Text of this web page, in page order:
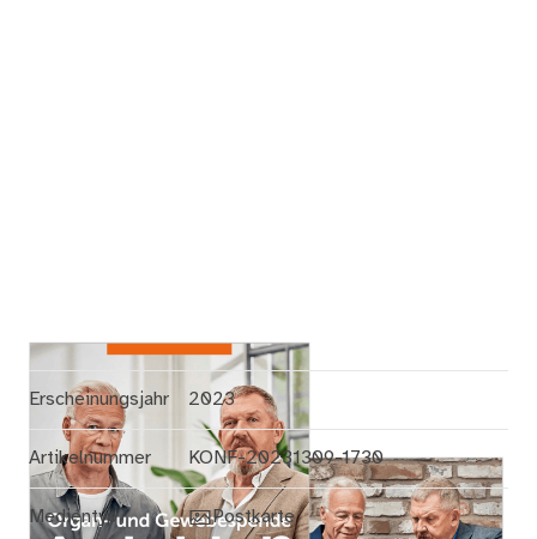
Erscheinungsjahr 2023
Artikelnummer KONF-20231309-1730
Medientyp Postkarte